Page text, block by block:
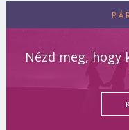
Nézd meg, hogy